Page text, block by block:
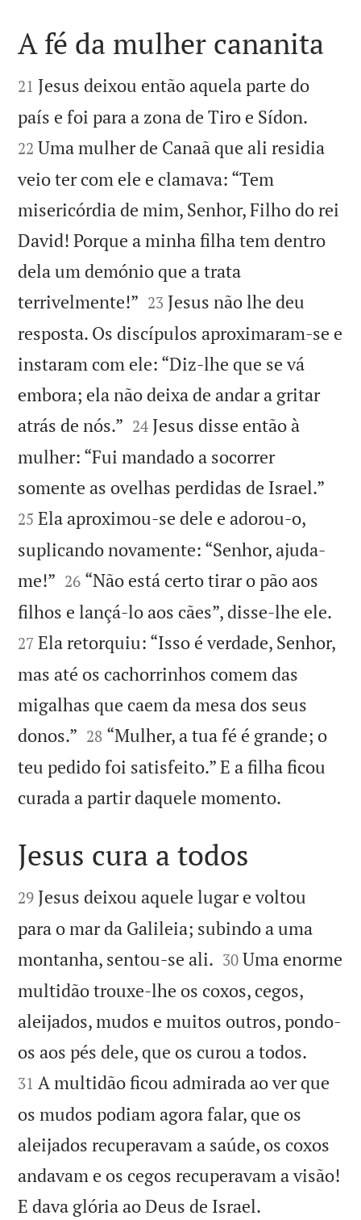

A fé da mulher cananita

21 Jesus deixou então aquela parte do
país e foi para a zona de Tiro e Sídon.
22 Uma mulher de Canaã que ali residia
veio ter com ele e clamava: “Tem
misericórdia de mim, Senhor, Filho do rei
David! Porque a minha filha tem dentro
dela um demónio que a trata
terrivelmente!” 

23 Jesus não lhe deu
resposta. Os discípulos aproximaram-se e
instaram com ele: “Diz-lhe que se vá
embora; ela não deixa de andar a gritar
atrás de nós.” 

24 Jesus disse então à
mulher: “Fui mandado a socorrer
somente as ovelhas perdidas de Israel.”
25 Ela aproximou-se dele e adorou-o,
suplicando novamente: “Senhor, ajuda-
me!” 

26 “Não está certo tirar o pão aos
filhos e lançá-lo aos cães”, disse-lhe ele.
27 Ela retorquiu: “Isso é verdade, Senhor,
mas até os cachorrinhos comem das
migalhas que caem da mesa dos seus
donos.” 

28 “Mulher, a tua fé é grande; o
teu pedido foi satisfeito.” E a filha ficou
curada a partir daquele momento.

Jesus cura a todos

29 Jesus deixou aquele lugar e voltou
para o mar da Galileia; subindo a uma
montanha, sentou-se ali. 

30 Uma enorme
multidão trouxe-lhe os coxos, cegos,
aleijados, mudos e muitos outros, pondo-
os aos pés dele, que os curou a todos.
31 A multidão ficou admirada ao ver que
os mudos podiam agora falar, que os
aleijados recuperavam a saúde, os coxos
andavam e os cegos recuperavam a visão!
E dava glória ao Deus de Israel.